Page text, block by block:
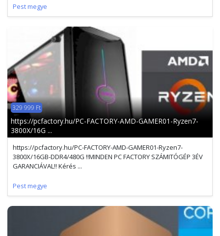
Pest megye
329 999 Ft
https://pcfactory.hu/PC-FACTORY-AMD-GAMER01-Ryzen7-
3800X/16G ...
https://pcfactory.hu/PC-FACTORY-AMD-GAMER01-Ryzen7-
3800X/16GB-DDR4/480G !!MINDEN PC FACTORY SZÁMITÓGÉP 3ÉV
GARANCIÁVAL!! Kérés ...
Pest megye